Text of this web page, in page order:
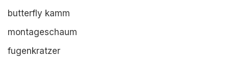
butterfly kamm
montageschaum
fugenkratzer